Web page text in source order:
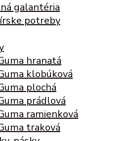
galantéria
potreby
hranatá
klobúková
plochá
prádlová
ramienková
traková